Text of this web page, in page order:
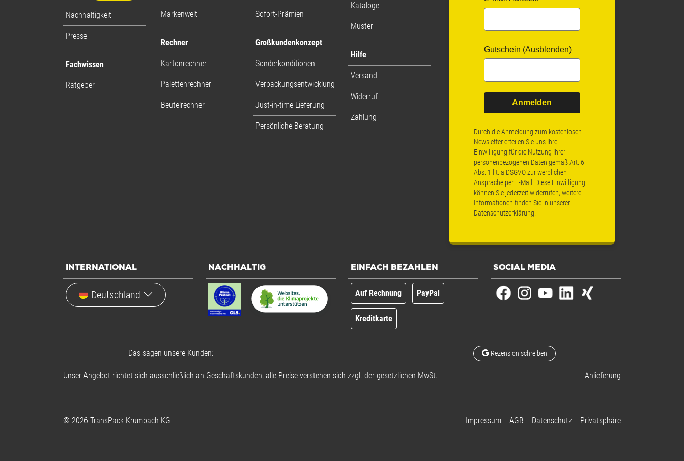
Nachhaltigkeit
Presse
Fachwissen
Ratgeber
Markenwelt
Rechner
Kartonrechner
Palettenrechner
Beutelrechner
Sofort-Prämien
Großkundenkonzept
Sonderkonditionen
Verpackungsentwicklung
Just-in-time Lieferung
Persönliche Beratung
Kataloge
Muster
Hilfe
Versand
Widerruf
Zahlung
Gutschein (Ausblenden)
Anmelden
Durch die Anmeldung zum kostenlosen
Newsletter erteilen Sie uns Ihre
Einwilligung für die Nutzung Ihrer
personenbezogenen Daten gemäß Art. 6
Abs. 1 lit. a DSGVO zur werblichen
Ansprache per E-Mail. Diese Einwilligung
können Sie jederzeit widerrufen, weitere
Informationen finden Sie in unserer
Datenschutzerklärung
INTERNATIONAL
Deutschland
NACHHALTIG EINFACH BEZAHLEN
Auf Rechnung PayPal
Kreditkarte
SOCIAL MEDIA
Das sagen unsere Kunden: Rezension schreiben
Unser Angebot richtet sich ausschließlich an Geschäftskunden, alle Preise verstehen sich zzgl. der gesetzlichen MwSt. Anlieferung
© 2026 TransPack-Krumbach KG Impressum AGB Datenschutz Privatsphäre